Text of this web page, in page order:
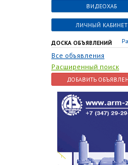
ВИДЕОХАБ
ЛИЧНЫЙ КАБИНЕТ
ДОСКА ОБЪЯВЛЕНИЙ
Все объявления
Расширенный поиск
ДОБАВИТЬ